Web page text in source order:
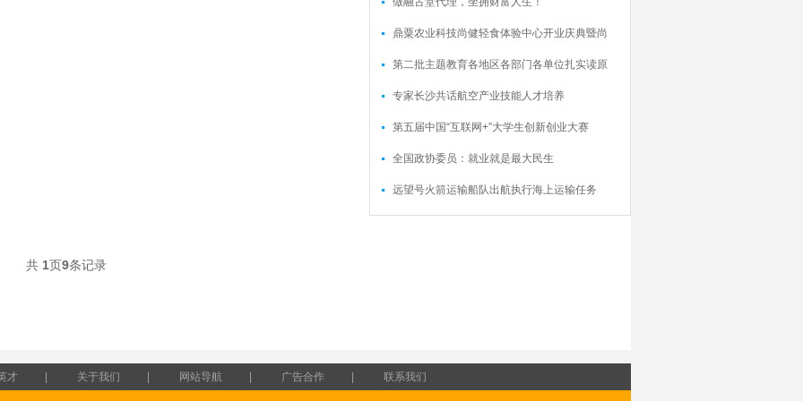
鼎粟农业科技尚健轻食体验中心开业庆典暨尚
第二批主题教育各地区各部门各单位扎实读原
专家长沙共话航空产业技能人才培养
第五届中国“互联网+”大学生创新创业大赛
全国政协委员：就业就是最大民生
远望号火箭运输船队出航执行海上运输任务
共 1页9条记录
才 关于我们 网站导航 广告合作 联系我们